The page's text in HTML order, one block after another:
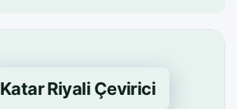
Katar Riyali Çevirici